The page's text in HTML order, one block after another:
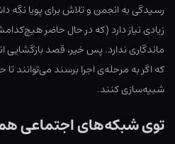
رسیدگی به انجمن و تلاش برای پویا
زیادی نیاز دارد (که در حال حاضر
ماندگاری ندارد. پس خیر، قصد بازگشایی
که اگر به مرحله‌ی اجرا برسند می‌توانند
شبیه‌سازی کنند.
توی شبکه‌های اجتماعی